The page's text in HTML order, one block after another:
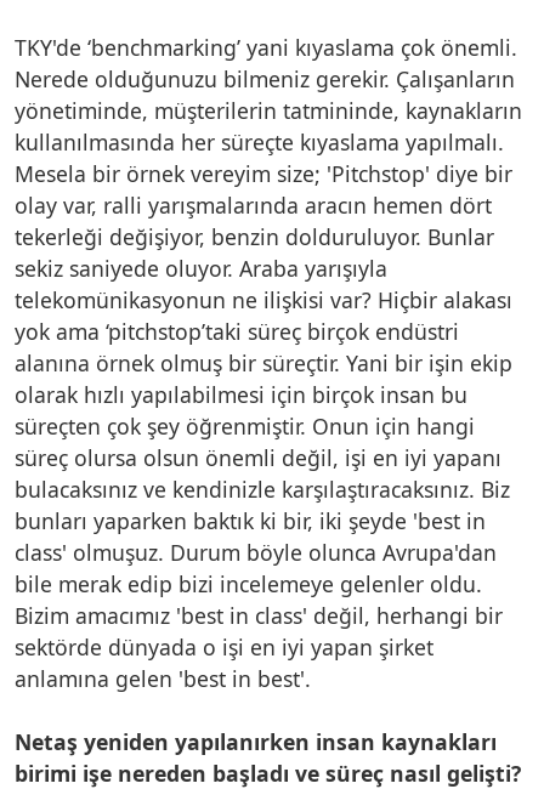
TKY'de ‘benchmarking’ yani kıyaslama çok önemli.
Nerede olduğunuzu bilmeniz gerekir. Çalışanların
yönetiminde, müşterilerin tatmininde, kaynakların
kullanılmasında her süreçte kıyaslama yapılmalı.
Mesela bir örnek vereyim size; 'Pitchstop' diye bir
olay var, ralli yarışmalarında aracın hemen dört
tekerleği değişiyor, benzin dolduruluyor. Bunlar
sekiz saniyede oluyor. Araba yarışıyla
telekomünikasyonun ne ilişkisi var? Hiçbir alakası
yok ama ‘pitchstop’taki süreç birçok endüstri
alanına örnek olmuş bir süreçtir. Yani bir işin ekip
olarak hızlı yapılabilmesi için birçok insan bu
süreçten çok şey öğrenmiştir. Onun için hangi
süreç olursa olsun önemli değil, işi en iyi yapanı
bulacaksınız ve kendinizle karşılaştıracaksınız. Biz
bunları yaparken baktık ki bir, iki şeyde 'best in
class' olmuşuz. Durum böyle olunca Avrupa'dan
bile merak edip bizi incelemeye gelenler oldu.
Bizim amacımız 'best in class' değil, herhangi bir
sektörde dünyada o işi en iyi yapan şirket
anlamına gelen 'best in best'.
Netaş yeniden yapılanırken insan kaynakları
birimi işe nereden başladı ve süreç nasıl gelişti?